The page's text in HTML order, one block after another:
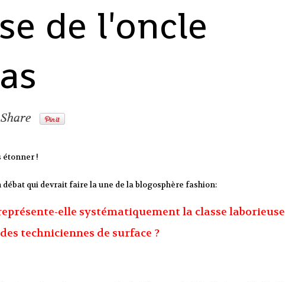
de l'oncle
Share
étonner !
qui devrait faire la une de la blogosphère fashion:
elle systématiquement la classe laborieuse
des techniciennes de surface ?